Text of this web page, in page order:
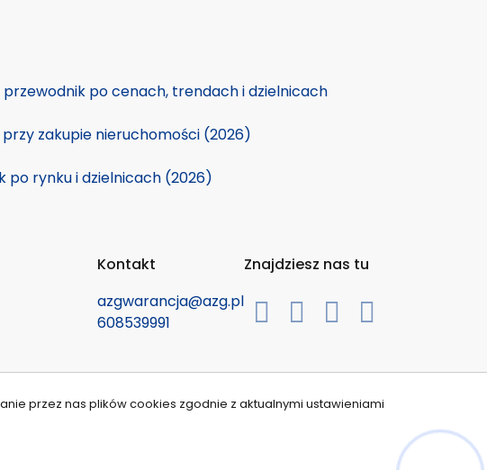
po cenach, trendach i dzielnicach
zakupie nieruchomości (2026)
po rynku i dzielnicach (2026)
Kontakt
azgwarancja@azg.pl
608539991
Znajdziesz nas tu
przez nas plików cookies zgodnie z aktualnymi ustawieniami